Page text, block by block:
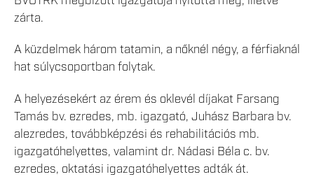
zárta.
A küzdelmek három tatamin, a nőknél négy, a férfiaknál
hat súlycsoportban folytak.
A helyezésekért az érem és oklevél díjakat Farsang
Tamás bv. ezredes, mb. igazgató, Juhász Barbara bv.
alezredes, továbbképzési és rehabilitációs mb.
igazgatóhelyettes, valamint dr. Nádasi Béla c. bv.
ezredes, oktatási igazgatóhelyettes adták át.